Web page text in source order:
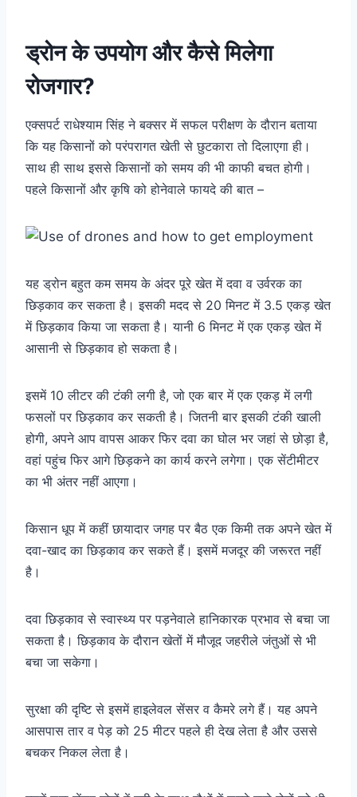
ड्रोन के उपयोग और कैसे मिलेगा
रोजगार?
एक्सपर्ट राधेश्याम सिंह ने बक्सर में सफल परीक्षण के दौरान बताया
कि यह किसानों को परंपरागत खेती से छुटकारा तो दिलाएगा ही।
साथ ही साथ इससे किसानों को समय की भी काफी बचत होगी।
पहले किसानों और कृषि को होनेवाले फायदे की बात –
यह ड्रोन बहुत कम समय के अंदर पूरे खेत में दवा व उर्वरक का
छिड़काव कर सकता है। इसकी मदद से 20 मिनट में 3.5 एकड़ खेत
में छिड़काव किया जा सकता है। यानी 6 मिनट में एक एकड़ खेत में
आसानी से छिड़काव हो सकता है।
इसमें 10 लीटर की टंकी लगी है, जो एक बार में एक एकड़ में लगी
फसलों पर छिड़काव कर सकती है। जितनी बार इसकी टंकी खाली
होगी, अपने आप वापस आकर फिर दवा का घोल भर जहां से छोड़ा है,
वहां पहुंच फिर आगे छिड़कने का कार्य करने लगेगा। एक सेंटीमीटर
का भी अंतर नहीं आएगा।
किसान धूप में कहीं छायादार जगह पर बैठ एक किमी तक अपने खेत में
दवा-खाद का छिड़काव कर सकते हैं। इसमें मजदूर की जरूरत नहीं
है।
दवा छिड़काव से स्वास्थ्य पर पड़नेवाले हानिकारक प्रभाव से बचा जा
सकता है। छिड़काव के दौरान खेतों में मौजूद जहरीले जंतुओं से भी
बचा जा सकेगा।
सुरक्षा की दृष्टि से इसमें हाइलेवल सेंसर व कैमरे लगे हैं। यह अपने
आसपास तार व पेड़ को 25 मीटर पहले ही देख लेता है और उससे
बचकर निकल लेता है।